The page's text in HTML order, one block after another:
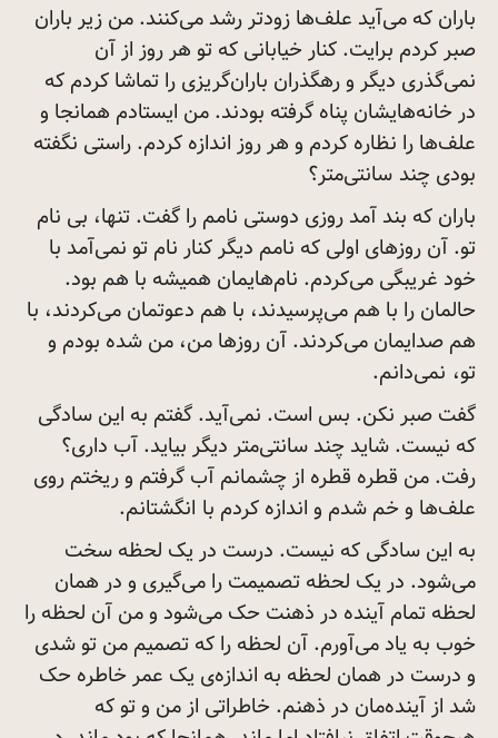
باران که می‌آید علف‌ها زودتر رشد می‌کنند. من زیر باران
صبر کردم برایت. کنار خیابانی که تو هر روز از آن
نمی‌گذری دیگر و رهگذران باران‌گریزی را تماشا کردم که
در خانه‌هایشان پناه گرفته بودند. من ایستادم همانجا و
علف‌ها را نظاره کردم و هر روز اندازه کردم. راستی نگفته
بودی چند سانتی‌متر؟
باران که بند آمد روزی دوستی نامم را گفت. تنها، بی نام
تو. آن روزهای اولی که نامم دیگر کنار نام تو نمی‌آمد با
خود غریبگی می‌کردم. نام‌هایمان همیشه با هم بود.
حالمان را با هم می‌پرسیدند، با هم دعوتمان می‌کردند، با
هم صدایمان می‌کردند. آن روزها من، من شده بودم و
تو، نمی‌دانم.
گفت صبر نکن. بس است. نمی‌آید. گفتم به این سادگی
که نیست. شاید چند سانتی‌متر دیگر بیاید. آب داری؟
رفت. من قطره قطره از چشمانم آب گرفتم و ریختم روی
علف‌ها و خم شدم و اندازه کردم با انگشتانم.
به این سادگی که نیست. درست در یک لحظه سخت
می‌شود. در یک لحظه تصمیمت را می‌گیری و در همان
لحظه تمام آینده در ذهنت حک می‌شود و من آن لحظه را
خوب به یاد می‌آورم. آن لحظه را که تصمیم من تو شدی
و درست در همان لحظه به اندازه‌ی یک عمر خاطره حک
شد از آینده‌مان در ذهنم. خاطراتی از من و تو که